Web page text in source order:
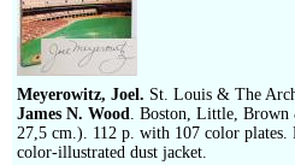
Meyerowitz, Joel. St. Louis & The
James N. Wood. Boston, Little, Brown
27,5 cm.). 112 p. with 107 color plates.
color-illustrated dust jacket.